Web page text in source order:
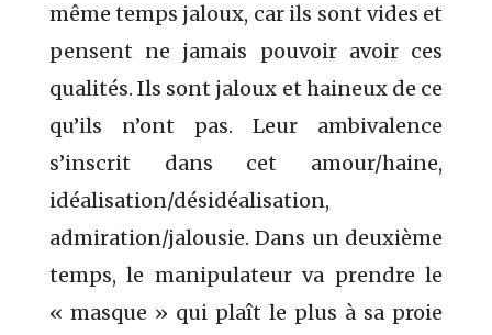
même temps jaloux, car ils sont vides et
pensent ne jamais pouvoir avoir ces
qualités. Ils sont jaloux et haineux de ce
qu’ils n’ont pas. Leur ambivalence
s’inscrit dans cet amour/haine,
idéalisation/désidéalisation,
admiration/jalousie.Dans un deuxième
temps, le manipulateur va prendre le
« masque » qui plaît le plus à sa proie